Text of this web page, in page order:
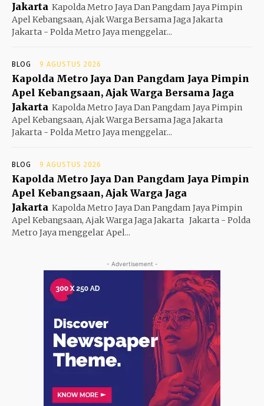
Jakarta Kapolda Metro Jaya Dan Pangdam Jaya Pimpin
Apel Kebangsaan, Ajak Warga Bersama Jaga Jakarta
Jakarta - Polda Metro Jaya menggelar...
BLOG 9 AGUSTUS 2026
Kapolda Metro Jaya Dan Pangdam Jaya Pimpin
Apel Kebangsaan, Ajak Warga Bersama Jaga
Jakarta Kapolda Metro Jaya Dan Pangdam Jaya Pimpin
Apel Kebangsaan, Ajak Warga Bersama Jaga Jakarta
Jakarta - Polda Metro Jaya menggelar...
BLOG 9 AGUSTUS 2026
Kapolda Metro Jaya Dan Pangdam Jaya Pimpin
Apel Kebangsaan, Ajak Warga Jaga
Jakarta Kapolda Metro Jaya Dan Pangdam Jaya Pimpin
Apel Kebangsaan, Ajak Warga Jaga Jakarta Jakarta - Polda
Metro Jaya menggelar Apel...
- Advertisement -